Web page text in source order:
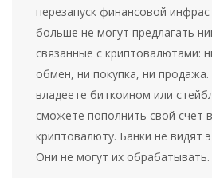
перезапуск финансовой
больше не могут предлагать
связанные с криптовалютами:
обмен, ни покупка, ни
владеете биткоином или
сможете пополнить свой счет
криптовалюту. Банки не видят
Они не могут их